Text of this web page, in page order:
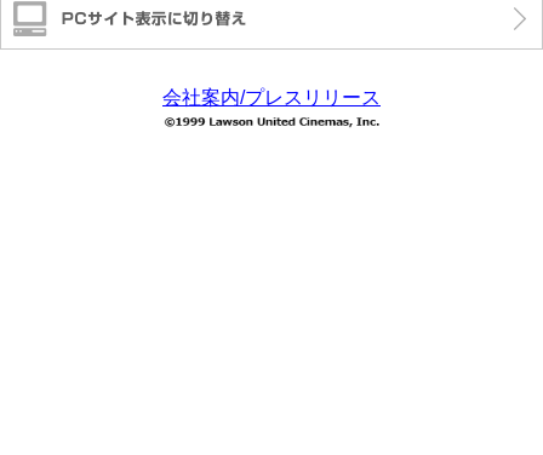
会社案内/プレスリリース